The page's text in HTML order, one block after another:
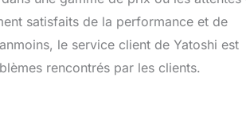
satisfaits de la performance et de
le service client de Yatoshi est
rencontrés par les clients.